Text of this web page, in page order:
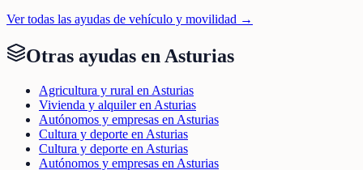
Ver todas las ayudas de vehículo y movilidad →
Otras ayudas enAsturias
Agricultura y rural en Asturias
Vivienda y alquiler en Asturias
Autónomos y empresas en Asturias
Cultura y deporte en Asturias
Cultura y deporte en Asturias
Autónomos y empresas en Asturias